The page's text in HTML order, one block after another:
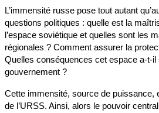
L’immensité russe pose tout autant
questions politiques : quelle est la
l’espace soviétique et quelles sont les
régionales ? Comment assurer la
Quelles conséquences cet espace a-t-il
gouvernement ?
Cette immensité, source de puissance,
de l’URSS. Ainsi, alors le pouvoir